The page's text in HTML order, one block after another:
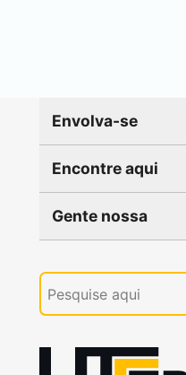
Envolva-se
Encontre aqui
Gente nossa